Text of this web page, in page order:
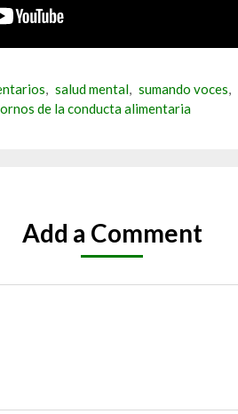
, salud mental, sumando voces,
de la conducta alimentaria
Add a Comment